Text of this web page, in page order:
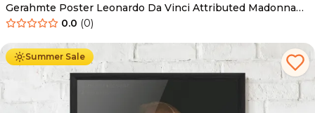
Gerahmte Poster Leonardo Da Vinci Attributed Madonna
Litta
0.0 (0)
Summer Sale
Ab 49.90 € 29.90